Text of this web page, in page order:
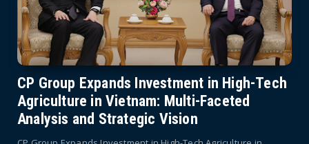
CP Group Expands Investment in High-Tech
Agriculture in Vietnam: Multi-Faceted
Analysis and Strategic Vision